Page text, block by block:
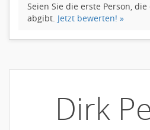
Seien Sie die erste Person,
abgibt. Jetzt bewerten! »
Dirk